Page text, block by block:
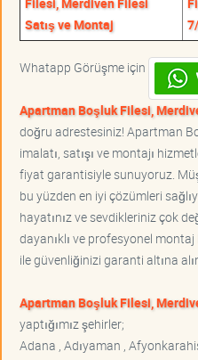
Satış ve Montaj
Whatapp Görüşme için
Apartman Boşluk Filesi,
doğru adrestesiniz! Apartman
imalatı, satışı ve montajı
fiyat garantisiyle sunuyoruz.
bu yüzden en iyi çözümleri
hayatınız ve sevdikleriniz çok
dayanıklı ve profesyonel
ile güvenliğinizi garanti altına
Apartman Boşluk Filesi,
yaptığımız şehirler;
Adana , Adıyaman ,